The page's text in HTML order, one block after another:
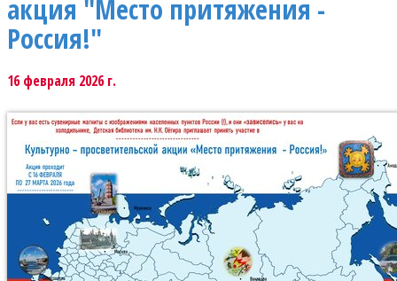
акция "Место притяжения -
Россия!"
16 февраля 2026 г.